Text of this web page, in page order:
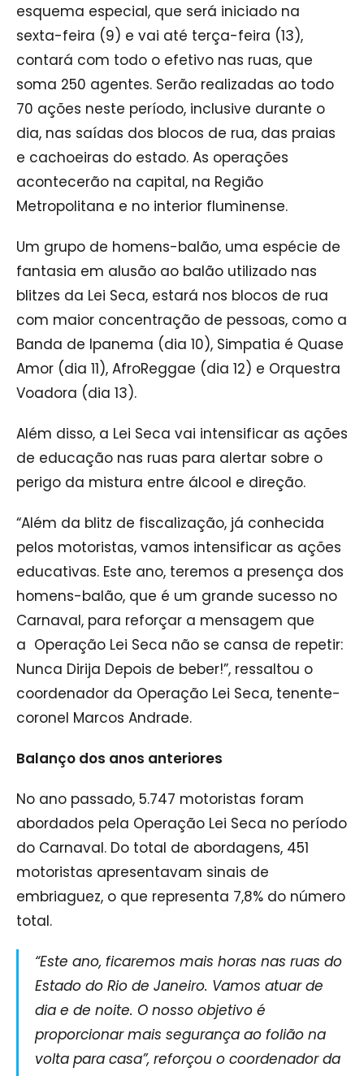
esquema especial, que será iniciado na
sexta-feira (9) e vai até terça-feira (13),
contará com todo o efetivo nas ruas, que
soma 250 agentes. Serão realizadas ao todo
70 ações neste período, inclusive durante o
dia, nas saídas dos blocos de rua, das praias
e cachoeiras do estado. As operações
acontecerão na capital, na Região
Metropolitana e no interior fluminense.
Um grupo de homens-balão, uma espécie de
fantasia em alusão ao balão utilizado nas
blitzes da Lei Seca, estará nos blocos de rua
com maior concentração de pessoas, como a
Banda de Ipanema (dia 10), Simpatia é Quase
Amor (dia 11), AfroReggae (dia 12) e Orquestra
Voadora (dia 13).
Além disso, a Lei Seca vai intensificar as ações
de educação nas ruas para alertar sobre o
perigo da mistura entre álcool e direção.
“Além da blitz de fiscalização, já conhecida
pelos motoristas, vamos intensificar as ações
educativas. Este ano, teremos a presença dos
homens-balão, que é um grande sucesso no
Carnaval, para reforçar a mensagem que
a Operação Lei Seca não se cansa de repetir:
Nunca Dirija Depois de beber!”, ressaltou o
coordenador da Operação Lei Seca, tenente-
coronel Marcos Andrade.
Balanço dos anos anteriores
No ano passado, 5.747 motoristas foram
abordados pela Operação Lei Seca no período
do Carnaval. Do total de abordagens, 451
motoristas apresentavam sinais de
embriaguez, o que representa 7,8% do número
total.
“Este ano, ficaremos mais horas nas ruas do
Estado do Rio de Janeiro. Vamos atuar de
dia e de noite. O nosso objetivo é
proporcionar mais segurança ao folião na
volta para casa”, reforçou o coordenador da